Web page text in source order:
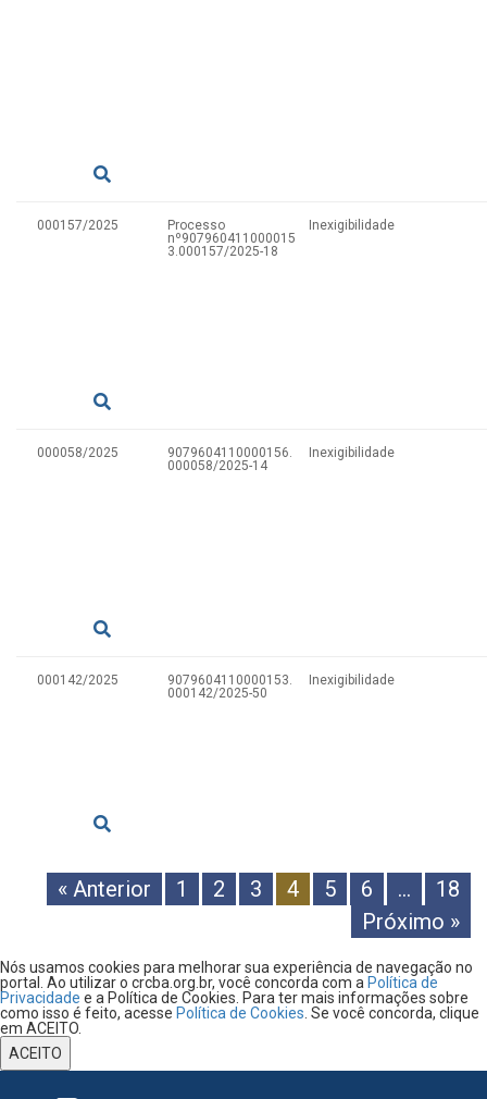
000157/2025
Processo
nº907960411000015
3.000157/2025-18
Inexigibilidade
000058/2025
9079604110000156.
000058/2025-14
Inexigibilidade
000142/2025
9079604110000153.
000142/2025-50
Inexigibilidade
« Anterior 1 2 3 4 5 6 …
18
Próximo »
Nós usamos cookies para melhorar sua experiência de navegação no
portal. Ao utilizar o crcba.org.br, você concorda com a Política de
Privacidade e a Política de Cookies. Para ter mais informações sobre
como isso é feito, acesse Política de Cookies . Se você concorda, clique
em ACEITO.
ACEITO